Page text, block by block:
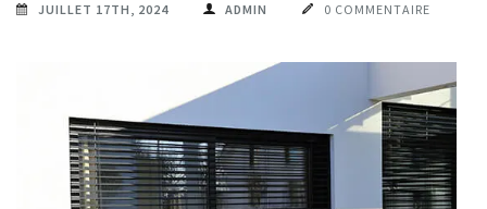
JUILLET 17TH, 2024 ADMIN 0 COMMENTAIRE